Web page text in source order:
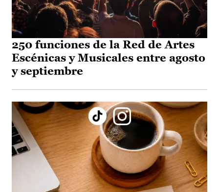
250 funciones de la Red de Artes
Escénicas y Musicales entre agosto
y septiembre